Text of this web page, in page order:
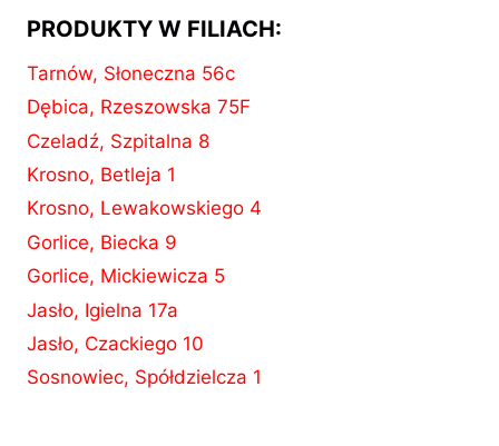
PRODUKTY W FILIACH:
Tarnów, Słoneczna 56c
Dębica, Rzeszowska 75F
Czeladź, Szpitalna 8
Krosno, Betleja 1
Krosno, Lewakowskiego 4
Gorlice, Biecka 9
Gorlice, Mickiewicza 5
Jasło, Igielna 17a
Jasło, Czackiego 10
Sosnowiec, Spółdzielcza 1